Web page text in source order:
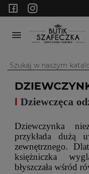
MENU
I Dziewczęca
Dziewczynka
przykłada dużą
zewnętrznego.
księżniczka
błyszczała wśród